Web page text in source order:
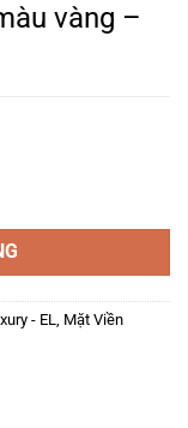
vàng –
số lượng
- EL, Mặt Viền